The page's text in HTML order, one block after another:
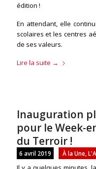
édition !
En attendant, elle
scolaires et les centres
de ses valeurs.
Lire la suite →
Inauguration
pour le Week-
du Terroir !
6 avril 2019 À la Une,